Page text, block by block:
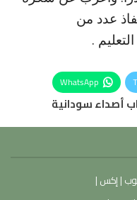
عدد من
.
WhatsApp
أصداء سودانية
| إكس |